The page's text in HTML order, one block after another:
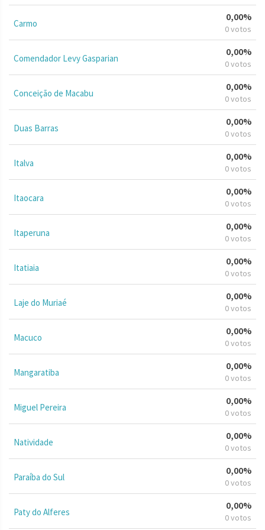
Carmo
0,00%
0 votos
Comendador Levy Gasparian
0,00%
0 votos
Conceição de Macabu
0,00%
0 votos
Duas Barras
0,00%
0 votos
Italva
0,00%
0 votos
Itaocara
0,00%
0 votos
Itaperuna
0,00%
0 votos
Itatiaia
0,00%
0 votos
Laje do Muriaé
0,00%
0 votos
Macuco
0,00%
0 votos
Mangaratiba
0,00%
0 votos
Miguel Pereira
0,00%
0 votos
Natividade
0,00%
0 votos
Paraíba do Sul
0,00%
0 votos
Paty do Alferes
0,00%
0 votos